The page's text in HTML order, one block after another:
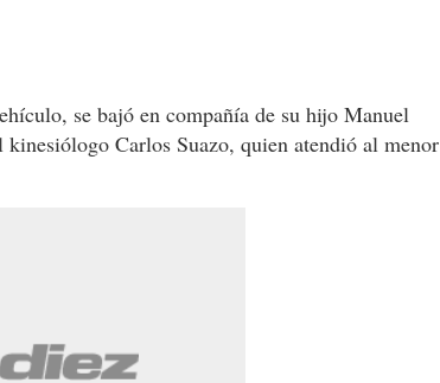
se bajó en compañía de su hijo Manuel
kinesiólogo Carlos Suazo, quien atendió al menor